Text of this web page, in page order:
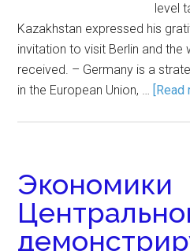
level
Kazakhstan expressed his
invitation to visit Berlin and
received. – Germany is a
in the European Union, … [Read
Экономики